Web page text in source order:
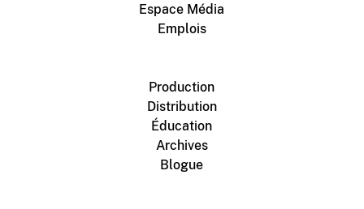
Espace Média
Emplois
Production
Distribution
Éducation
Archives
Blogue